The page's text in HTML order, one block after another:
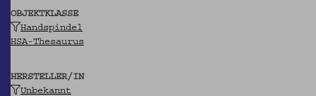
OBJEKTKLASSE
Handspindel
HSA-Thesaurus
HERSTELLER/IN
Unbekannt